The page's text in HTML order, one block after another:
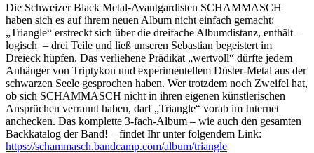
Die Schweizer Black Metal-Avantgardisten SCHAMMASCH
haben sich es auf ihrem neuen Album nicht einfach gemacht:
„Triangle“ erstreckt sich über die dreifache Albumdistanz, enthält –
logisch – drei Teile und ließ unseren Sebastian begeistert im
Dreieck hüpfen. Das verliehene Prädikat „wertvoll“ dürfte jedem
Anhänger von Triptykon und experimentellem Düster-Metal aus der
schwarzen Seele gesprochen haben. Wer trotzdem noch Zweifel hat,
ob sich SCHAMMASCH nicht in ihren eigenen künstlerischen
Ansprüchen verrannt haben, darf „Triangle“ vorab im Internet
anchecken. Das komplette 3-fach-Album – wie auch den gesamten
Backkatalog der Band! – findet Ihr unter folgendem Link:
https://schammasch.bandcamp.com/album/triangle